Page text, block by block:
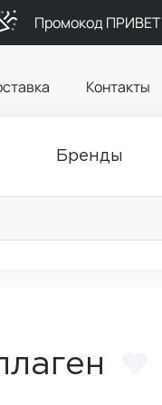
Промокод ПРИВЕТ
Контакты
Бренды